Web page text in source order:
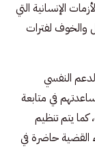
الإنسانية التي
والخوف لفترات
النفسي
في متابعة
كما يتم تنظيم
القضية حاضرة في